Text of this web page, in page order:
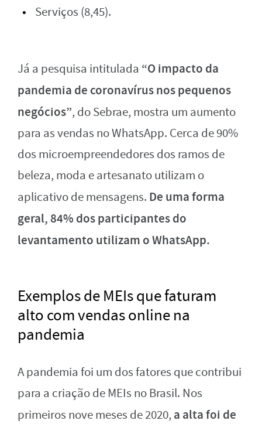
Serviços (8,45).
Já a pesquisa intitulada “O impacto da
pandemia de coronavírus nos pequenos
negócios”, do Sebrae, mostra um aumento
para as vendas no WhatsApp. Cerca de 90%
dos microempreendedores dos ramos de
beleza, moda e artesanato utilizam o
aplicativo de mensagens. De uma forma
geral, 84% dos participantes do
levantamento utilizam o WhatsApp.
Exemplos de MEIs que faturam
alto com vendas online na
pandemia
A pandemia foi um dos fatores que contribui
para a criação de MEIs no Brasil. Nos
primeiros nove meses de 2020, a alta foi de